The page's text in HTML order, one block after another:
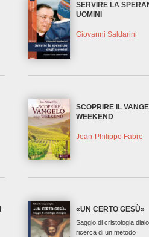
SERVIRE LA
UOMINI
Giovanni Saldarini
SCOPRIRE IL
WEEKEND
Jean-Philippe Fabre
«UN CERTO GESÙ»
Saggio di cristologia
ricerca di un metodo